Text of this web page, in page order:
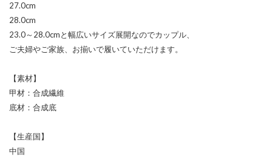
27.0cm
28.0cm
23.0～28.0cmと幅広いサイズ展開なのでカップル、
ご夫婦やご家族、お揃いで履いていただけます。
【素材】
甲材：合成繊維
底材：合成底
【生産国】
中国